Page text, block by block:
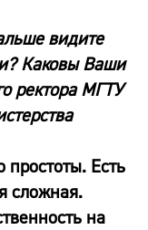
видите
Каковы Ваши
ректора МГТУ
Есть
сложная.
на